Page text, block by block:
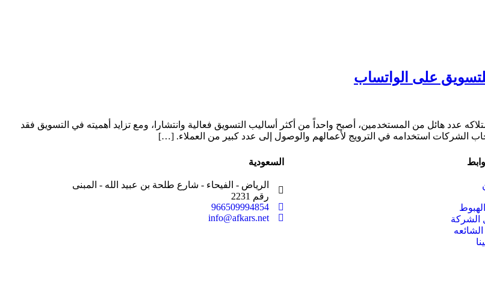
على الواتساب
عدد هائل من المستخدمين، أصبح واحداً من أكثر أساليب التسويق فعالية وانتشارا، ومع تزايد أهميته في التسويق فقد
استخدامه في الترويج لأعمالهم والوصول إلى عدد كبير من العملاء. […]
الشركة
الشائعه
السعودية
الرياض - الفيحاء - شارع طلحة بن عبيد الله - المبنى
رقم 2231
966509994854
info@afkars.net